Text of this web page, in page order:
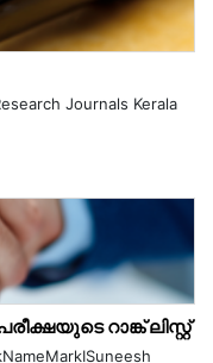
Journals Kerala
റാങ്ക് ലിസ്റ്റ്